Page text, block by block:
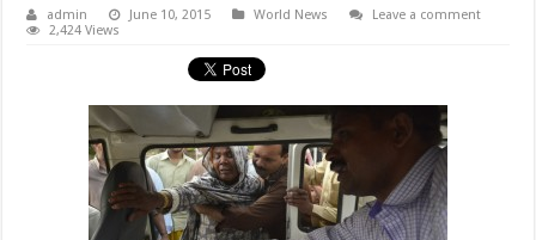
admin June 10, 2015 World News
Leave a comment
2,424 Views